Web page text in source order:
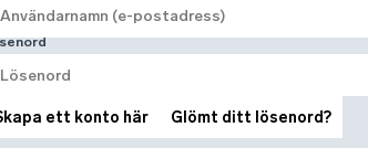
ett konto här Glömt ditt lösenord?